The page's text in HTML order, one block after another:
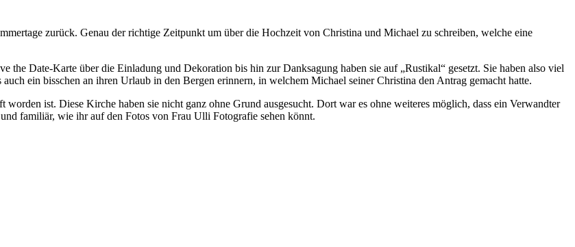
zurück. Genau der richtige Zeitpunkt um über die Hochzeit von Christina und Michael zu schreiben, welche eine
the Date-Karte über die Einladung und Dekoration bis hin zur Danksagung haben sie auf „Rustikal“ gesetzt. Sie haben also viel
ein bisschen an ihren Urlaub in den Bergen erinnern, in welchem Michael seiner Christina den Antrag gemacht hatte.
ist. Diese Kirche haben sie nicht ganz ohne Grund ausgesucht. Dort war es ohne weiteres möglich, dass ein Verwandter
familiär, wie ihr auf den Fotos von Frau Ulli Fotografie sehen könnt.